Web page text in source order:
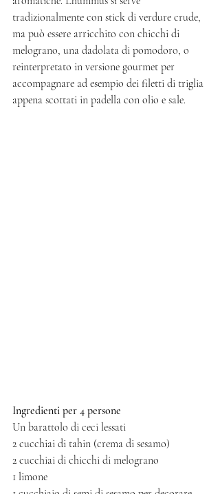
tradizionalmente con stick di verdure crude,
ma può essere arricchito con chicchi di
melograno, una dadolata di pomodoro, o
reinterpretato in versione gourmet per
accompagnare ad esempio dei filetti di triglia
appena scottati in padella con olio e sale.
Ingredienti per 4 persone
Un barattolo di ceci lessati
2 cucchiai di tahin (crema di sesamo)
2 cucchiai di chicchi di melograno
1 limone